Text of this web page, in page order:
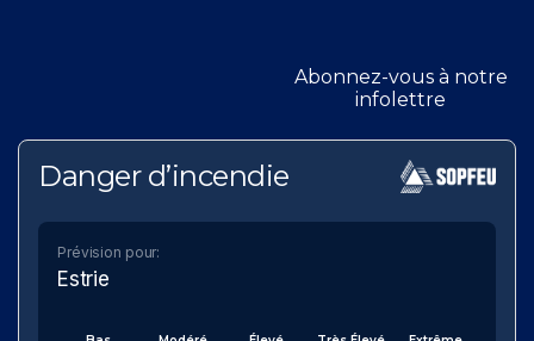
Abonnez-vous à notre
infolettre
Danger d’incendie
Prévision pour:
Estrie